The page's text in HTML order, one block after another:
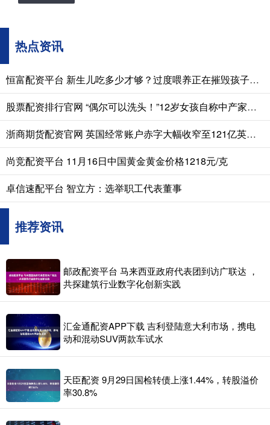
热点资讯
恒富配资平台 新生儿吃多少才够？过度喂养正在摧毁孩子的脾胃，这份奶量标准赶紧存
股票配资排行官网 “偶尔可以洗头！”12岁女孩自称中产家庭走红，自信源于低认知
浙商期货配资官网 英国经常账户赤字大幅收窄至121亿英镑，创2022年四季度以来新低
尚竞配资平台 11月16日中国黄金黄金价格1218元/克
卓信速配平台 智立方：选举职工代表董事
推荐资讯
邮政配资平台 马来西亚政府代表团到访广联达 ，
共探建筑行业数字化创新实践
汇金通配资APP下载 吉利登陆意大利市场，携电
动和混动SUV两款车试水
天臣配资 9月29日国检转债上涨1.44%，转股溢价
率30.8%